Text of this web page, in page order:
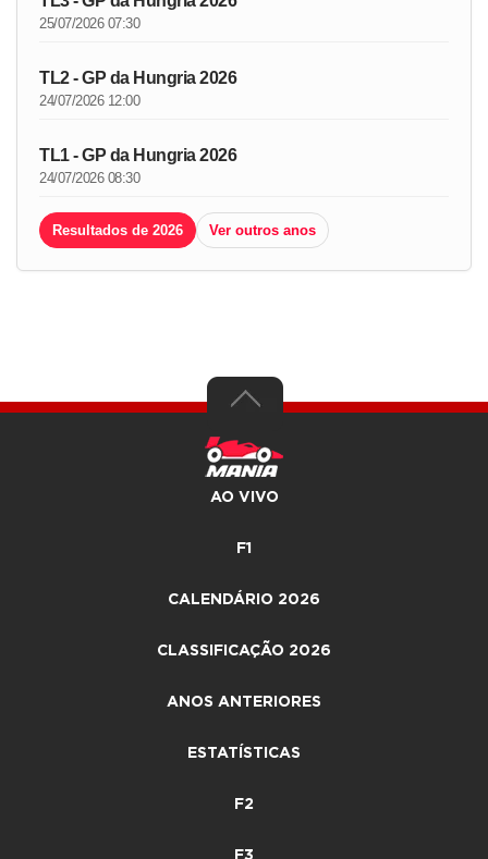
25/07/2026 07:30
TL2 - GP da Hungria 2026
24/07/2026 12:00
TL1 - GP da Hungria 2026
24/07/2026 08:30
Resultados de 2026 Ver outros anos
AO VIVO
F1
CALENDÁRIO 2026
CLASSIFICAÇÃO 2026
ANOS ANTERIORES
ESTATÍSTICAS
F2